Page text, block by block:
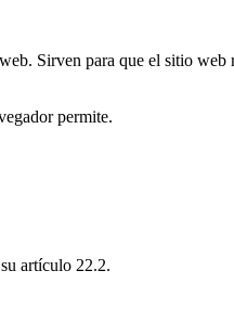
Sirven para que el sitio
permite.
artículo 22.2.